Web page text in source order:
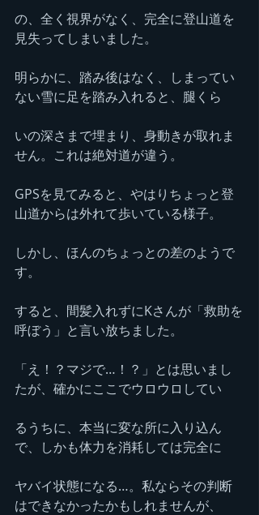
の、全く視界がなく、完全に登山道を
見失ってしまいました。
明らかに、踏み後はなく、しまってい
ない雪に足を踏み入れると、腿くら
いの深さまで埋まり、身動きが取れま
せん。これは絶対道が違う。
GPSを見てみると、やはりちょっと登
山道からは外れて歩いている様子。
しかし、ほんのちょっとの差のようで
す。
すると、間髪入れずにKさんが「救助を
呼ぼう」と言い放ちました。
「え！？マジで…！？」とは思いまし
たが、確かにここでウロウロしてい
るうちに、本当に変な所に入り込ん
で、しかも体力を消耗しては完全に
ヤバイ状態になる…。私ならその判断
はできなかったかもしれませんが、